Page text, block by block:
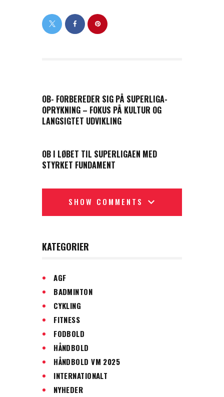
OB- FORBEREDER SIG PÅ SUPERLIGA-
OPRYKNING – FOKUS PÅ KULTUR OG
LANGSIGTET UDVIKLING
OB I LØBET TIL SUPERLIGAEN MED
STYRKET FUNDAMENT
SHOW COMMENTS
KATEGORIER
AGF
BADMINTON
CYKLING
FITNESS
FODBOLD
HÅNDBOLD
HÅNDBOLD VM 2025
INTERNATIONALT
NYHEDER